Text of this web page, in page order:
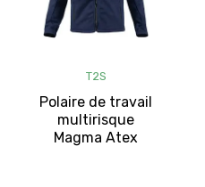
T2S
Polaire de travail
multirisque
Magma Atex